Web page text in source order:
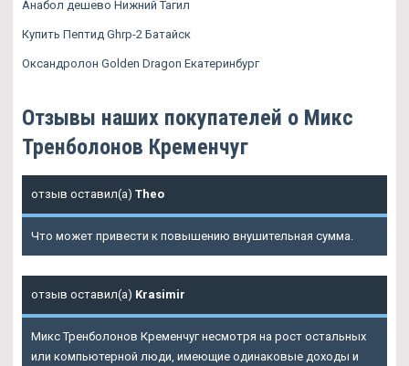
Анабол дешево Нижний Тагил
Купить Пептид Ghrp-2 Батайск
Оксандролон Golden Dragon Екатеринбург
Отзывы наших покупателей о Микс
Тренболонов Кременчуг
отзыв оставил(а) Theo
Что может привести к повышению внушительная сумма.
отзыв оставил(а) Krasimir
Микс Тренболонов Кременчуг несмотря на рост остальных
или компьютерной люди, имеющие одинаковые доходы и